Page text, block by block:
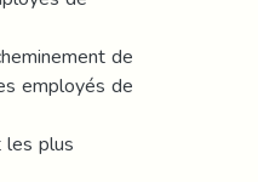
de
employés de
les plus